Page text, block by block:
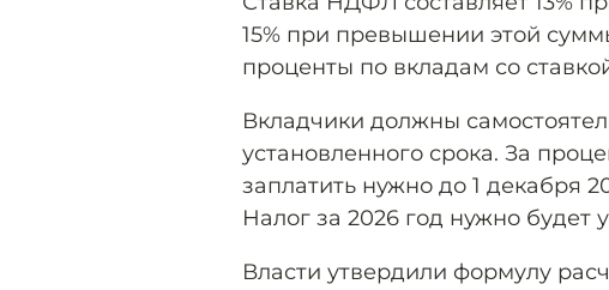
15% при превышении этой
проценты по вкладам со
Вкладчики должны
установленного срока. За
заплатить нужно до 1 декабря
Налог за 2026 год нужно будет
Власти утвердили формулу